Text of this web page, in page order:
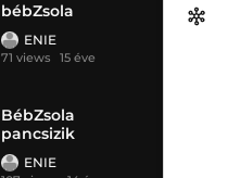
bébZsola
ENIE
71 views 15 éve
BébZsola
pancsizik
ENIE